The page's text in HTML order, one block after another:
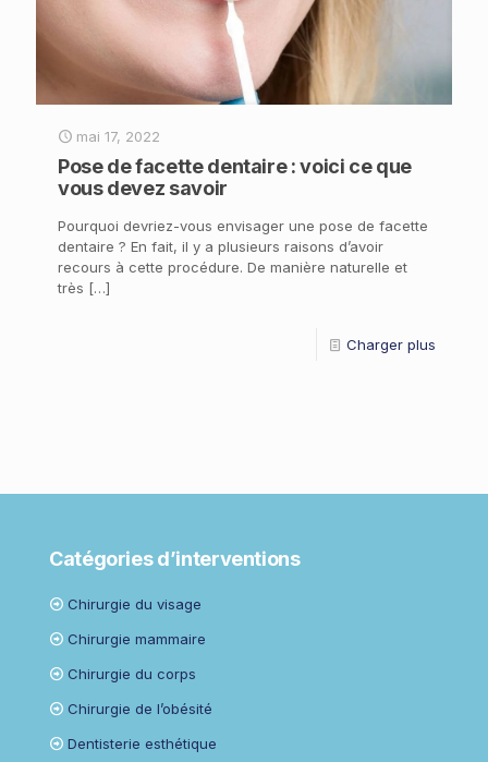
mai 17, 2022
Pose de facette dentaire : voici ce que
vous devez savoir
Pourquoi devriez-vous envisager une pose de facette
dentaire ? En fait, il y a plusieurs raisons d’avoir
recours à cette procédure. De manière naturelle et
très […]
Charger plus
Catégories d’interventions
Chirurgie du visage
Chirurgie mammaire
Chirurgie du corps
Chirurgie de l’obésité
Dentisterie esthétique